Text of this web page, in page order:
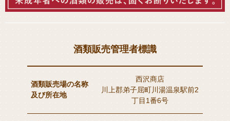
酒類販売管理者標識
酒類販売場の名称
及び所在地
西沢商店
川上郡弟子屈町川湯温泉駅前2
丁目1番6号